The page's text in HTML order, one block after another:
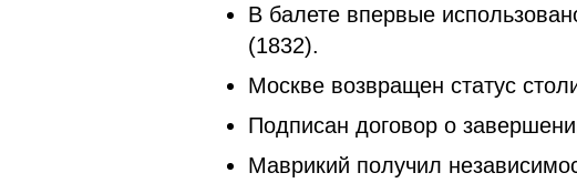
В балете впервые
(1832).
Москве возвращен статус
Подписан договор о
Маврикий получил